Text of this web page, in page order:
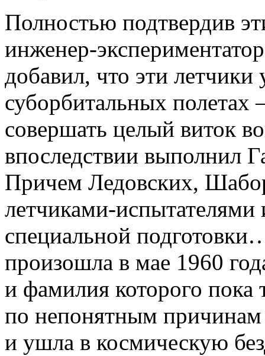
Полностью подтвердив
инженер-
добавил, что эти летчики
суборбитальных
совершать целый виток
впоследствии выполнил
Причем Ледовских,
летчиками-
специальной
произошла в мае 1960
и фамилия которого пока
по непонятным причинам
и ушла в космическую